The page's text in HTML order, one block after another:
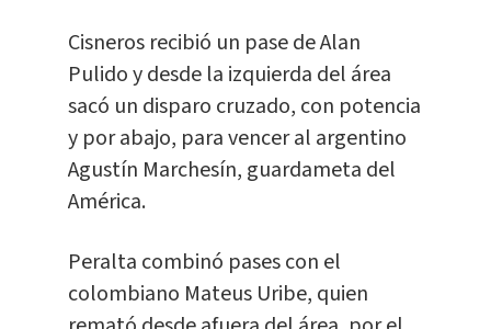
Cisneros recibió un pase de Alan
Pulido y desde la izquierda del área
sacó un disparo cruzado, con potencia
y por abajo, para vencer al argentino
Agustín Marchesín, guardameta del
América.
Peralta combinó pases con el
colombiano Mateus Uribe, quien